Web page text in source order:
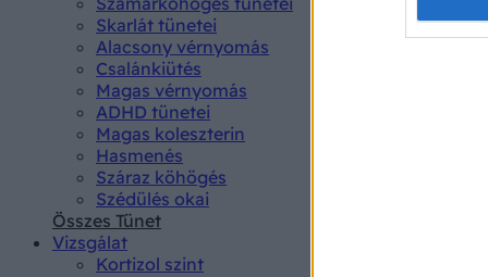
Skarlát tünetei
Alacsony vérnyomás
Csalánkiütés
Magas vérnyomás
ADHD tünetei
Magas koleszterin
Hasmenés
Száraz köhögés
Szédülés okai
Összes Tünet
Vizsgálat
Kortizol szint